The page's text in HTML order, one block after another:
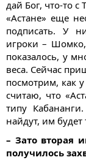
дай Бог, что-то
«Астане» еще
подписать. У
игроки –
показалось, у
веса. Сейчас
посмотрим, как у
считаю, что
типу
найдут, им будет
– Зато вторая
получилось